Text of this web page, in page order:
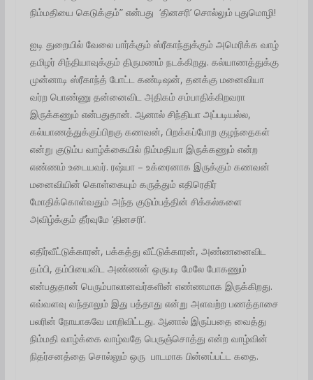
நிம்மதியை கெடுக்கும்” என்பது ‘தினசரி’ சொல்லும் புதுமொழி!
ஐடி துறையில் வேலை பார்க்கும் ஸ்ரீகாந்துக்கும் அமெரிக்க வாழ்
தமிழர் சிந்தியாவுக்கும் திருமணம் நடக்கிறது. கல்யாணத்துக்கு
முன்னாடி ஸ்ரீகாந்த் போட்ட கண்டிஷன், தனக்கு மனைவியா
வர்ற பொண்ணு தன்னைவிட அதிகம் சம்பாதிக்கிறவரா
இருக்கணும் என்பதுதான். ஆனால் சிந்தியா அப்படியல்ல,
கல்யாணத்துக்குப்பிறகு கணவன், பிறக்கப்போற குழந்தைகள்
என்று குடும்ப வாழ்க்கையில் நிம்மதியா இருக்கணும் என்ற
எண்ணம் உடையவர். ரஷ்யா – உக்ரைனாக இருக்கும் கணவன்
மனைவியின் கொள்கையும் கருத்தும் எதிரெதிர்
மோதிக்கொள்வதும் அந்த குடும்பத்தின் சிக்கல்களை
அவிழ்க்கும் தீர்வுமே ‘தினசரி’.
எதிர்வீட்டுக்காரன், பக்கத்து வீட்டுக்காரன், அண்ணனைவிட
தம்பி, தம்பியைவிட அண்ணன் ஒருபடி மேலே போகணும்
என்பதுதான் பெரும்பாலானவர்களின் எண்ணமாக இருக்கிறது.
எவ்வளவு வந்தாலும் இது பத்தாது என்று அளவற்ற பணத்தாசை
பலரின் நோயாகவே மாறிவிட்டது. ஆனால் இருப்பதை வைத்து
நிம்மதி வாழ்க்கை வாழ்வதே பெருஞ்சொத்து என்ற வாழ்வின்
நிதர்சனத்தை சொல்லும் ஒரு பாடமாக பின்னப்பட்ட கதை.